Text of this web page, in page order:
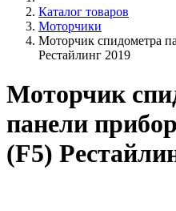
Каталог товаров
Моторчики
Моторчик спидометра
Рестайлинг 2019
Моторчик
панели
(F5)